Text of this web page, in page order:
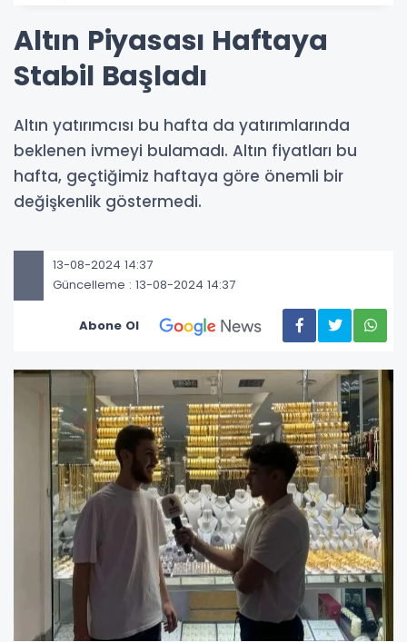
Altın Piyasası Haftaya
Stabil Başladı
Altın yatırımcısı bu hafta da yatırımlarında
beklenen ivmeyi bulamadı. Altın fiyatları bu
hafta, geçtiğimiz haftaya göre önemli bir
değişkenlik göstermedi.
13-08-2024 14:37
Güncelleme : 13-08-2024 14:37
Abone Ol